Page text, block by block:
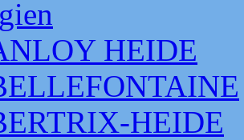
HEIDE
HEIDE